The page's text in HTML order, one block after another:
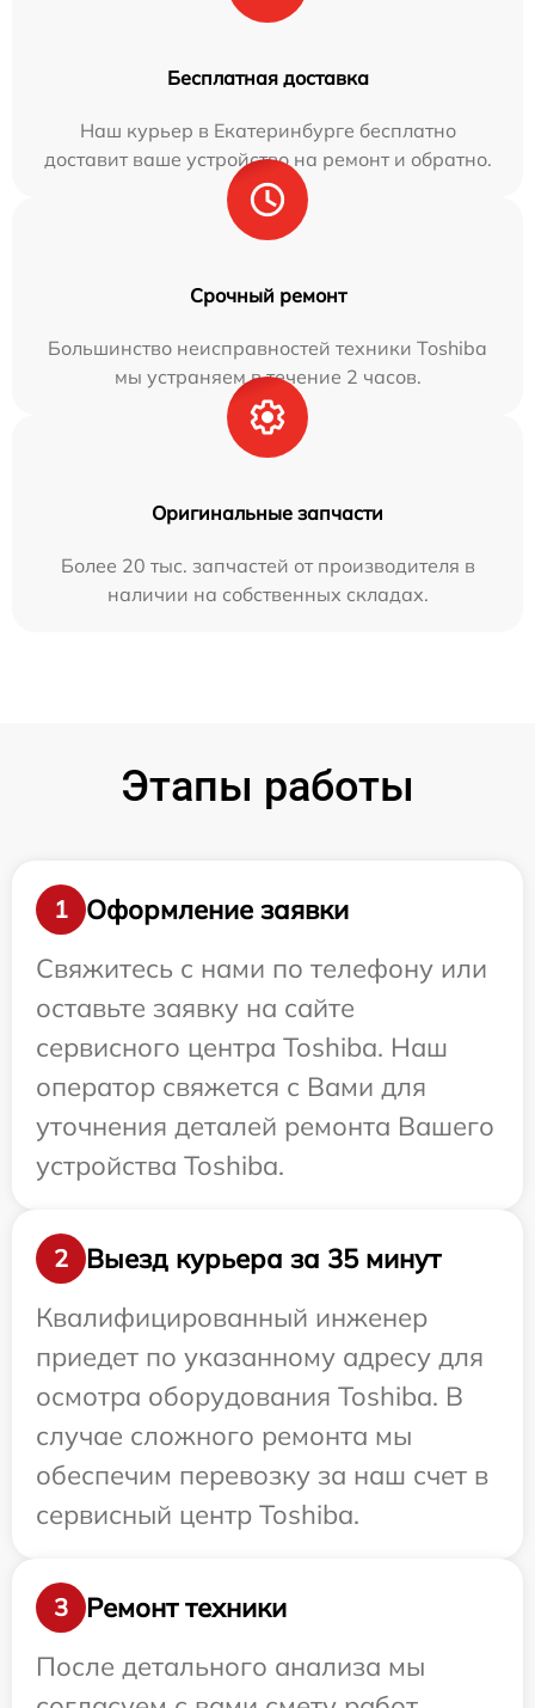
Бесплатная доставка
Наш курьер в Екатеринбурге бесплатно
доставит ваше устройство на ремонт и обратно.
Срочный ремонт
Большинство неисправностей техники Toshiba
мы устраняем в течение 2 часов.
Оригинальные запчасти
Более 20 тыс. запчастей от производителя в
наличии на собственных складах.
Этапы работы
1
Оформление заявки
Свяжитесь с нами по телефону или
оставьте заявку на сайте
сервисного центра Toshiba. Наш
оператор свяжется с Вами для
уточнения деталей ремонта Вашего
устройства Toshiba.
2
Выезд курьера за 35 минут
Квалифицированный инженер
приедет по указанному адресу для
осмотра оборудования Toshiba. В
случае сложного ремонта мы
обеспечим перевозку за наш счет в
сервисный центр Toshiba.
3
Ремонт техники
После детального анализа мы